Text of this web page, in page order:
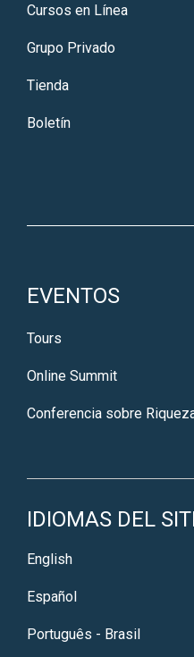
Cursos en Línea
Grupo Privado
Tienda
Boletín
EVENTOS
Tours
Online Summit
Conferencia sobre
IDIOMAS DEL
English
Español
Português - Brasil